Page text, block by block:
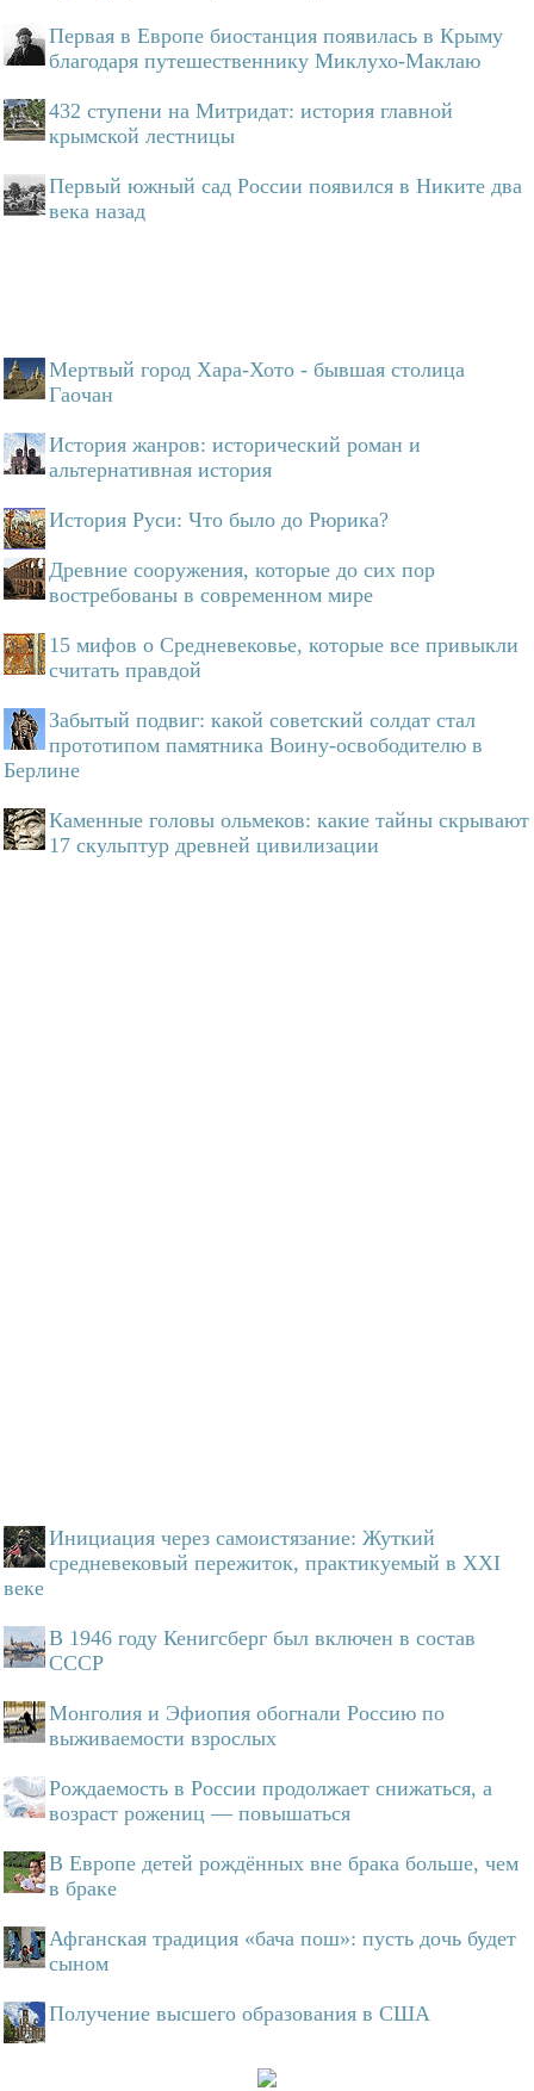
Первая в Европе биостанция появилась в Крыму
благодаря путешественнику Миклухо-Маклаю
432 ступени на Митридат: история главной
крымской лестницы
Первый южный сад России появился в Никите два
века назад
Мертвый город Хара-Хото - бывшая столица
Гаочан
История жанров: исторический роман и
альтернативная история
История Руси: Что было до Рюрика?
Древние сооружения, которые до сих пор
востребованы в современном мире
15 мифов о Средневековье, которые все привыкли
считать правдой
Забытый подвиг: какой советский солдат стал
прототипом памятника Воину-освободителю в
Берлине
Каменные головы ольмеков: какие тайны скрывают
17 скульптур древней цивилизации
Инициация через самоистязание: Жуткий
средневековый пережиток, практикуемый в XXI
веке
В 1946 году Кенигсберг был включен в состав
СССР
Монголия и Эфиопия обогнали Россию по
выживаемости взрослых
Рождаемость в России продолжает снижаться, а
возраст рожениц — повышаться
В Европе детей рождённых вне брака больше, чем
в браке
Афганская традиция «бача пош»: пусть дочь будет
сыном
Получение высшего образования в США